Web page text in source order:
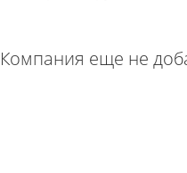
Компания еще не